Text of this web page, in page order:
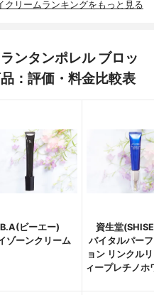
クリームランキングをもっと見る
ンタンポレル ブロッ
：評価・料金比較表
B.A(ビーエー)
ゾーンクリーム
資生堂
バイタルパー
ョン リンクル
ィープレチノホ